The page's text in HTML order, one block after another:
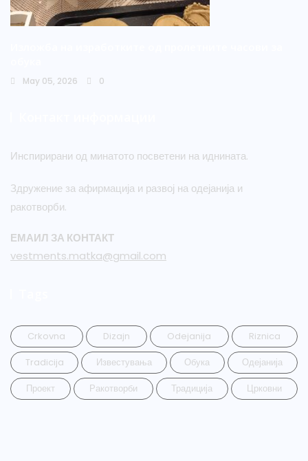
May 05, 2026 0
Инспирирани од минатото посветени на иднината.
Здружение за афирмација и развој на одејанија и
ракотворби.
ЕМАИЛ ЗА КОНТАКТ
vestments.matka@gmail.com
Crkovna Dizajn Odejanija
Riznica
Tradicija
Известувања Обука
Одејанија
Проект
Ракотворби Традиција Црковни